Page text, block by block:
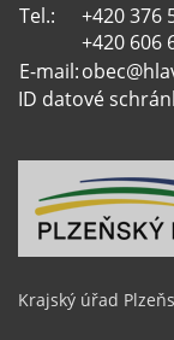
Tel.:
+420 376
+420 606
E-mail:
ID datové
Krajský úřad